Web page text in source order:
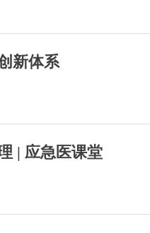
新体系
| 应急医课堂